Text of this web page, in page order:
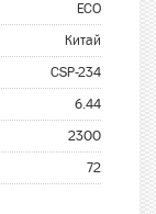
ECO
Китай
CSP-234
6.44
2300
72